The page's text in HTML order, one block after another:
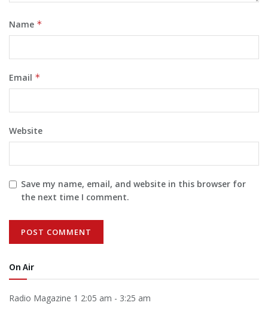
Name *
Email *
Website
Save my name, email, and website in this browser for
the next time I comment.
On Air
Radio Magazine 1 2:05 am - 3:25 am